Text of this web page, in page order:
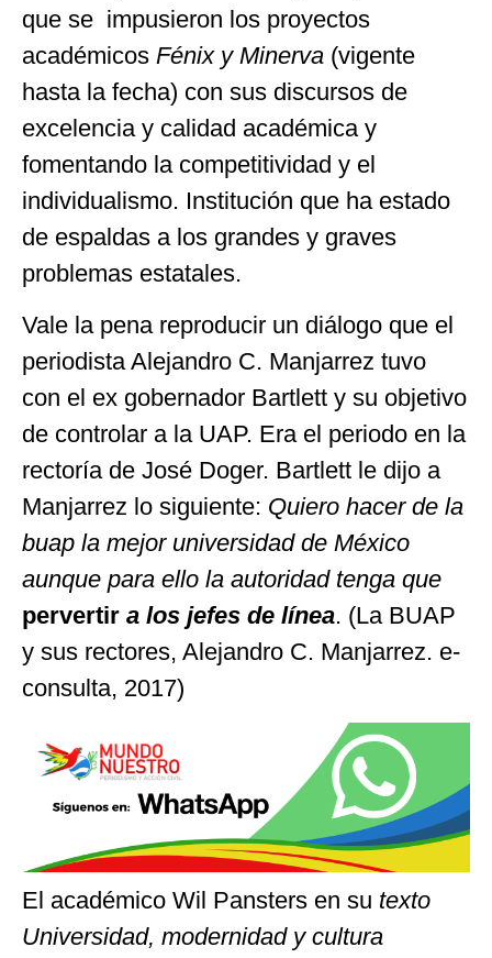
que se impusieron los proyectos
académicos Fénix y Minerva (vigente
hasta la fecha) con sus discursos de
excelencia y calidad académica y
fomentando la competitividad y el
individualismo. Institución que ha estado
de espaldas a los grandes y graves
problemas estatales.
Vale la pena reproducir un diálogo que el
periodista Alejandro C. Manjarrez tuvo
con el ex gobernador Bartlett y su objetivo
de controlar a la UAP. Era el periodo en la
rectoría de José Doger. Bartlett le dijo a
Manjarrez lo siguiente: Quiero hacer de la
buap la mejor universidad de México
aunque para ello la autoridad tenga que
pervertir a los jefes de línea. (La BUAP
y sus rectores, Alejandro C. Manjarrez. e-
consulta, 2017)
El académico Wil Pansters en su texto
Universidad, modernidad y cultura